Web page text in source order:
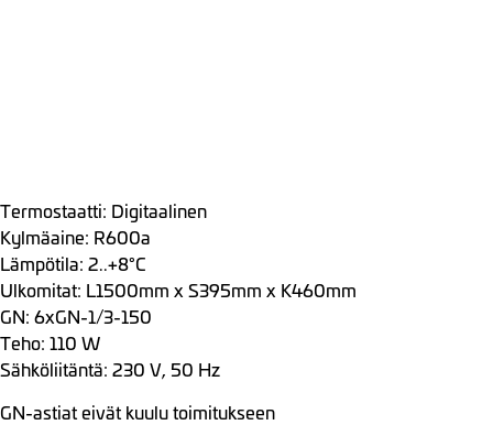
Termostaatti: Digitaalinen
Kylmäaine: R600a
Lämpötila: 2..+8°C
Ulkomitat: L1500mm x S395mm x K460mm
GN: 6xGN-1/3-150
Teho: 110 W
Sähköliitäntä: 230 V, 50 Hz
GN-astiat eivät kuulu toimitukseen